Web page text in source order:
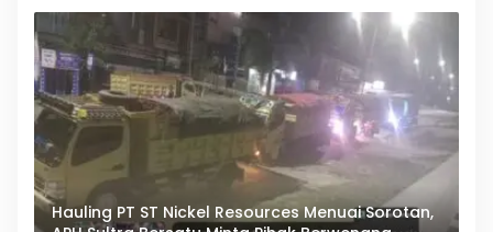
Hauling PT ST Nickel Resources Menuai Sorotan,